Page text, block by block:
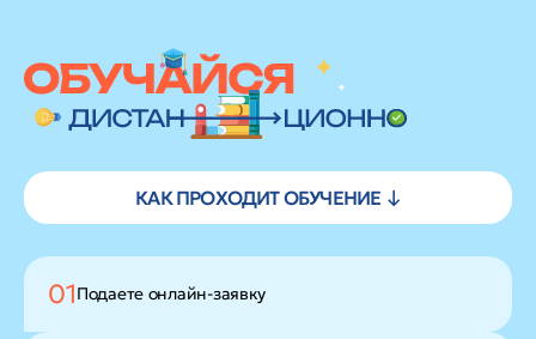
КАК ПРОХОДИТ ОБУЧЕНИЕ ↓
01Подаете онлайн-заявку